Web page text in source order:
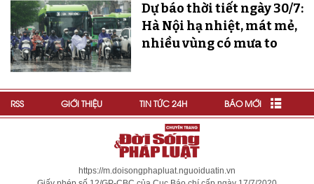
Dự báo thời tiết ngày 30/7:
Hà Nội hạ nhiệt, mát mẻ,
nhiều vùng có mưa to
RSS GIỚI THIỆU TIN TỨC 24H BÁO MỚI
https://m.doisongphapluat.nguoiduatin.vn